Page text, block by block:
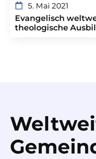
5. Mai 2021
Evangelisch
theologische